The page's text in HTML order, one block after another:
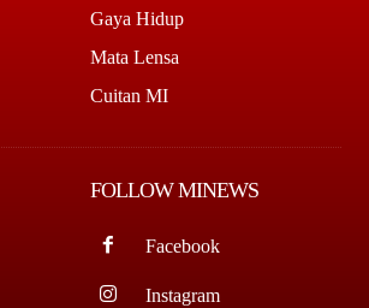
Gaya Hidup
Mata Lensa
Cuitan MI
FOLLOW MINEWS
Facebook
Instagram